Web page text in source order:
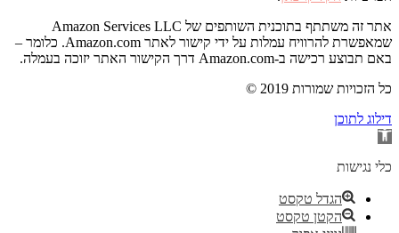
אתר זה משתתף בתוכנית השותפים של Amazon Services LLC
שמאפשרת להרוויח עמלות על ידי קישור לאתר Amazon.com. כלומר –
באם תבוצע רכישה ב-Amazon.com דרך הקישור האתר יזוכה בעמלה.
© 2019 כל הזכויות שמורות
דילוג לתוכן
פתח
נגישות
כלי נגישות
הגדל טקסט
הקטן טקסט